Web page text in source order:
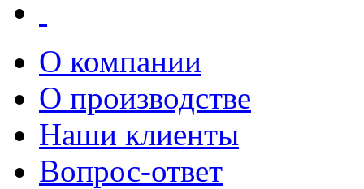
О компании
О производстве
Наши клиенты
Вопрос-ответ